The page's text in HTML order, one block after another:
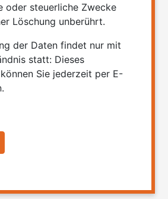
oder steuerliche Zwecke
Löschung unberührt.
der Daten findet nur mit
statt: Dieses
Sie jederzeit per E-